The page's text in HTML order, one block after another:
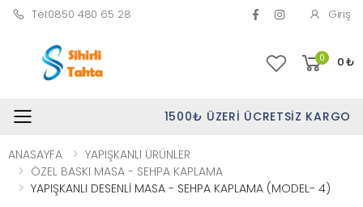
Tel:0850 480 65 28 Giriş
0 0₺
Toggle mobile menu1500₺ ÜZERI ÜCRETSIZ KARGO
ANASAYFA
YAPIŞKANLI ÜRÜNLER
ÖZEL BASKI MASA - SEHPA KAPLAMA
YAPIŞKANLI DESENLİ MASA - SEHPA KAPLAMA (MODEL- 4)